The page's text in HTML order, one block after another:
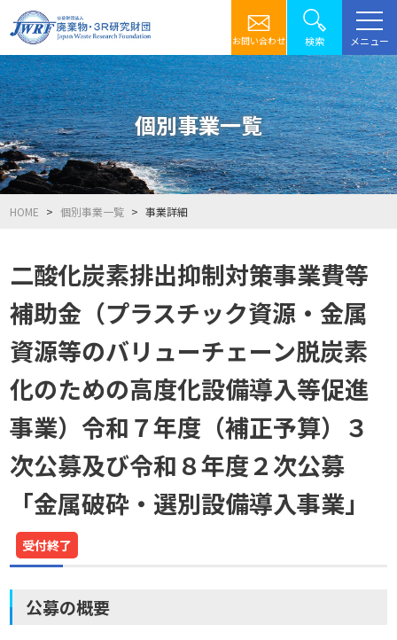
お問い合わせ 検索 メニュー
個別事業一覧
HOME 個別事業一覧 事業詳細
二酸化炭素排出抑制対策事業費等
補助金（プラスチック資源・金属
資源等のバリューチェーン脱炭素
化のための高度化設備導入等促進
事業）令和７年度（補正予算）３
次公募及び令和８年度２次公募
「金属破砕・選別設備導入事業」
受付終了
公募の概要